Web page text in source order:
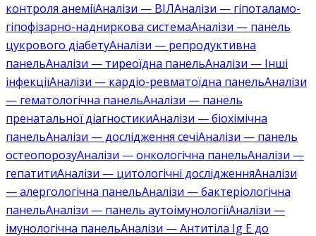
контроля анеміїАналізи — ВІЛАналізи — гіпоталамо-
гіпофізарно-надниркова системаАналізи — панель
цукрового діабетуАналізи — репродуктивна
панельАналізи — тиреоїдна панельАналізи — Інші
інфекціїАналізи — кардіо-ревматоїдна панельАналізи
— гематологічна панельАналізи — панель
пренатальної діагностикиАналізи — біохімічна
панельАналізи — дослідження сечіАналізи — панель
остеопорозуАналізи — онкологічна панельАналізи —
гепатитиАналізи — цитологічні дослідженняАналізи
— алергологічна панельАналізи — бактеріологічна
панельАналізи — панель аутоімунологіїАналізи —
імунологічна панельАналізи — Антитіла Ig E до